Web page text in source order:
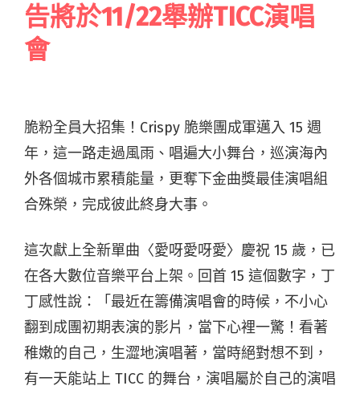
告將於11/22舉辦TICC演唱
會
脆粉全員大招集！Crispy 脆樂團成軍邁入 15 週
年，這一路走過風雨、唱遍大小舞台，巡演海內
外各個城市累積能量，更奪下金曲獎最佳演唱組
合殊榮，完成彼此終身大事。
這次獻上全新單曲〈愛呀愛呀愛〉慶祝 15 歲，已
在各大數位音樂平台上架。回首 15 這個數字，丁
丁感性說：「最近在籌備演唱會的時候，不小心
翻到成團初期表演的影片，當下心裡一驚！看著
稚嫩的自己，生澀地演唱著，當時絕對想不到，
有一天能站上 TICC 的舞台，演唱屬於自己的演唱